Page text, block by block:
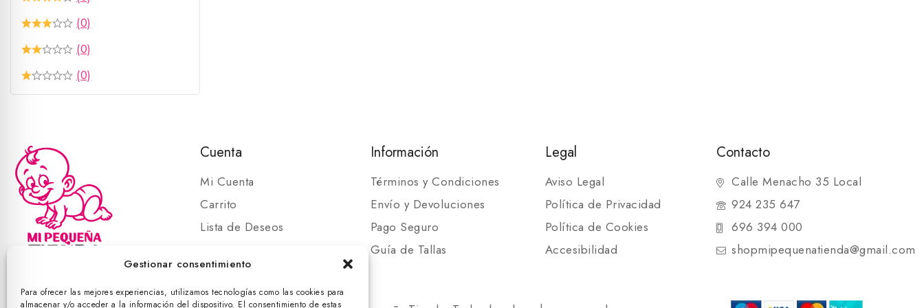
Gestionar consentimiento
Para ofrecer las mejores experiencias, utilizamos tecnologías como las cookies para
almacenar y/o acceder a la información del dispositivo. El consentimiento de estas
(0)
(0)
(0)
Cuenta
Mi Cuenta
Carrito
Lista de Deseos
Información
Términos y Condiciones
Envío y Devoluciones
Pago Seguro
Guía de Tallas
Legal
Aviso Legal
Política de Privacidad
Política de Cookies
Accesibilidad
Contacto
Calle Menacho 35 Local
924 235 647
696 394 000
shopmipequenatienda@gmail.com